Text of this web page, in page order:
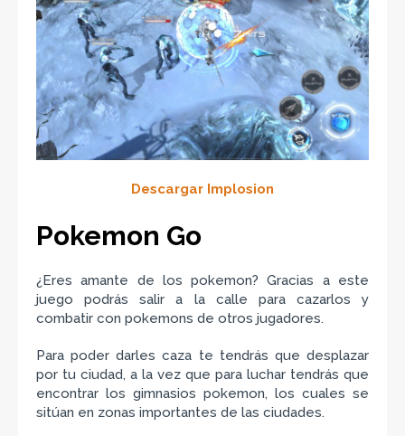
Descargar Implosion
Pokemon Go
¿Eres amante de los pokemon? Gracias a este
juego podrás salir a la calle para cazarlos y
combatir con pokemons de otros jugadores.
Para poder darles caza te tendrás que desplazar
por tu ciudad, a la vez que para luchar tendrás que
encontrar los gimnasios pokemon, los cuales se
sitúan en zonas importantes de las ciudades.